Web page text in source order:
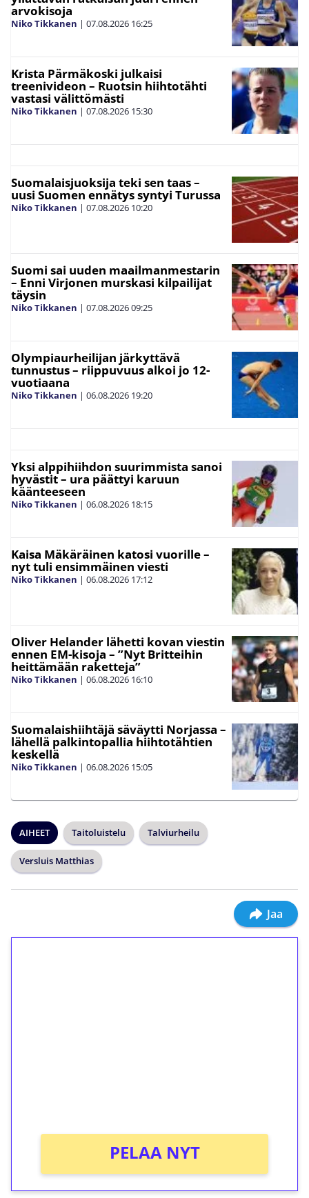
arvokisoja
Niko Tikkanen | 07.08.2026 16:25
Krista Pärmäkoski julkaisi
treenivideon – Ruotsin hiihtotähti
vastasi välittömästi
Niko Tikkanen | 07.08.2026 15:30
Suomalaisjuoksija teki sen taas –
uusi Suomen ennätys syntyi Turussa
Niko Tikkanen | 07.08.2026 10:20
Suomi sai uuden maailmanmestarin
– Enni Virjonen murskasi kilpailijat
täysin
Niko Tikkanen | 07.08.202609:25
Olympiaurheilijan järkyttävä
tunnustus – riippuvuus alkoi jo 12-
vuotiaana
Niko Tikkanen | 06.08.2026 19:20
Yksi alppihiihdon suurimmista sanoi
hyvästit – ura päättyi karuun
käänteeseen
Niko Tikkanen | 06.08.2026 18:15
Kaisa Mäkäräinen katosi vuorille –
nyt tuli ensimmäinen viesti
Niko Tikkanen | 06.08.2026 17:12
Oliver Helander lähetti kovan viestin
ennen EM-kisoja – ”Nyt Britteihin
heittämään raketteja”
Niko Tikkanen | 06.08.2026 16:10
Suomalaishiihtäjä säväytti Norjassa –
lähellä palkintopallia hiihtotähtien
keskellä
Niko Tikkanen | 06.08.2026 15:05
AIHEET Taitoluistelu Talviurheilu
Versluis Matthias
Jaa
PELAA NYT